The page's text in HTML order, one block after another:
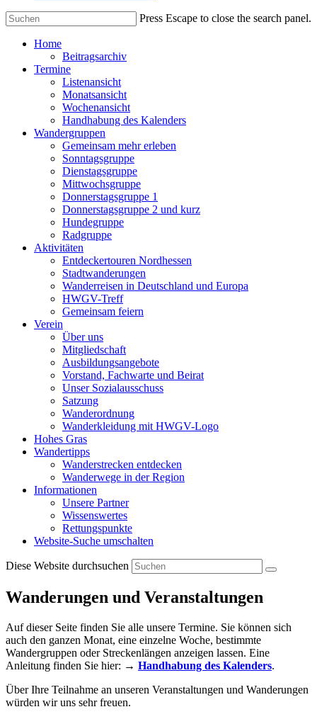
Press Escape to close the search panel.
Home
Beitragsarchiv
Termine
Listenansicht
Monatsansicht
Wochenansicht
Handhabung des Kalenders
Wandergruppen
Gemeinsam mehr erleben
Sonntagsgruppe
Dienstagsgruppe
Mittwochsgruppe
Donnerstagsgruppe 1
Donnerstagsgruppe 2 und kurz
Hundegruppe
Radgruppe
Aktivitäten
Entdeckertouren Nordhessen
Stadtwanderungen
Wanderreisen in Deutschland und Europa
HWGV-Treff
Gemeinsam feiern
Verein
Über uns
Mitgliedschaft
Ausbildungsangebote
Vorstand, Fachwarte und Beirat
Unser Sozialausschuss
Satzung
Wanderordnung
Wanderkleidung mit HWGV-Logo
Hohes Gras
Wandertipps
Wanderstrecken entdecken
Wanderwege in der Region
Informationen
Unsere Partner
Wissenswertes
Rettungspunkte
Website-Suche umschalten
Diese Website durchsuchen
Wanderungen und Veranstaltungen
Auf dieser Seite finden Sie alle unsere Termine. Sie können sich
auch den ganzen Monat, eine einzelne Woche, bestimmte
Wandergruppen oder Streckenlängen anzeigen lassen. Eine
Anleitung finden Sie hier: → Handhabung des Kalenders.
Über Ihre Teilnahme an unseren Veranstaltungen und Wanderungen
würden wir uns sehr freuen.